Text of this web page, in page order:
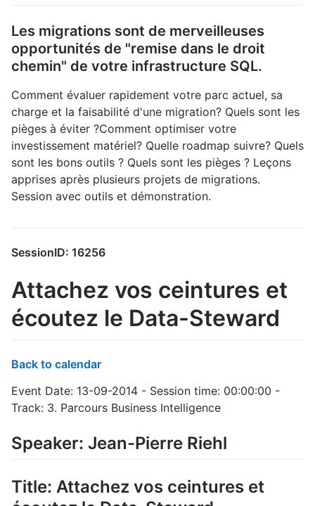
Les migrations sont de merveilleuses
opportunités de "remise dans le droit
chemin" de votre infrastructure SQL.
Comment évaluer rapidement votre parc actuel, sa
charge et la faisabilité d'une migration? Quels sont les
pièges à éviter ?Comment optimiser votre
investissement matériel? Quelle roadmap suivre? Quels
sont les bons outils ? Quels sont les pièges ? Leçons
apprises après plusieurs projets de migrations.
Session avec outils et démonstration.
SessionID: 16256
Attachez vos ceintures et
écoutez le Data-Steward
Back to calendar
Event Date: 13-09-2014 - Session time: 00:00:00 -
Track: 3. Parcours Business Intelligence
Speaker: Jean-Pierre Riehl
Title: Attachez vos ceintures et